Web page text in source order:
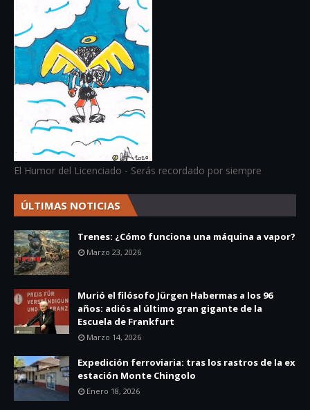
El Humor del Licenciado - Serás recordado por siempre
ÚLTIMAS NOTICIAS
Trenes: ¿Cómo funciona una máquina a vapor?
Marzo 23, 2026
Murió el filósofo Jürgen Habermas a los 96
años: adiós al último gran gigante de la
Escuela de Frankfurt
Marzo 14, 2026
Expedición ferroviaria: tras los rastros de la ex
estación Monte Chingolo
Enero 18, 2026